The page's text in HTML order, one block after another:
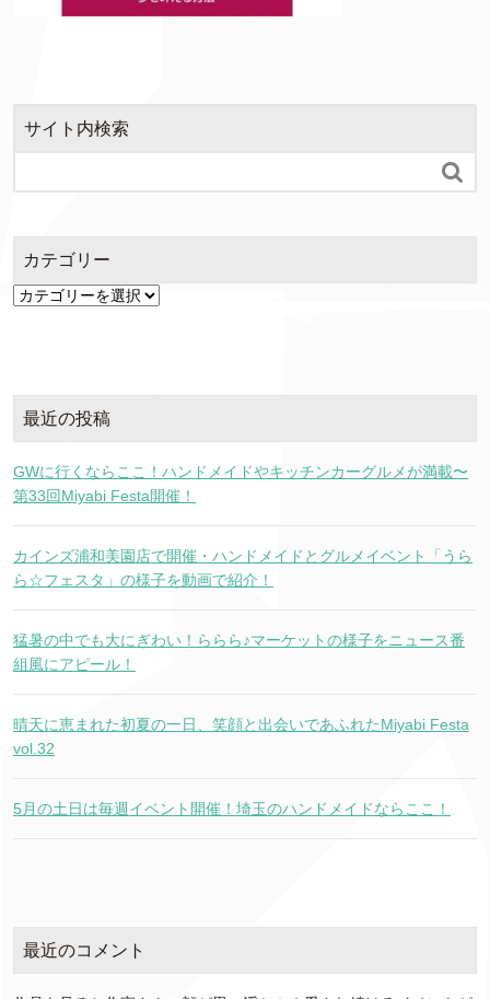
サイト内検索

カテゴリー
カ
最近の投稿
GWに行くならここ！ハンドメイドやキッチンカーグルメが満載〜
第33回Miyabi Festa開催！
カインズ浦和美園店で開催・ハンドメイドとグルメイベント「うら
ら☆フェスタ」の様子を動画で紹介！
猛暑の中でも大にぎわい！ららら♪マーケットの様子をニュース番
組風にアピール！
晴天に恵まれた初夏の一日、笑顔と出会いであふれたMiyabi Festa
vol.32
5月の土日は毎週イベント開催！埼玉のハンドメイドならここ！
最近のコメント